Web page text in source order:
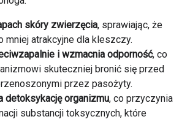
skóry zwierzęcia, sprawiając, że
mniej atrakcyjne dla kleszczy.
i wzmacnia odporność, co
skuteczniej bronić się przed
przez pasożyty.
detoksykację organizmu, co przyczynia
substancji toksycznych, które